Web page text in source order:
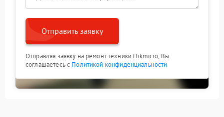
Отправить заявку
Отправляя заявку на ремонт техники Hikmicro, Вы
соглашаетесь с Политикой конфиденциальности